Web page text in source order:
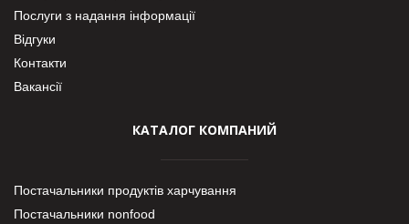
Послуги з надання інформації
Відгуки
Контакти
Вакансії
КАТАЛОГ КОМПАНИЙ
Постачальники продуктів харчування
Постачальники nonfood